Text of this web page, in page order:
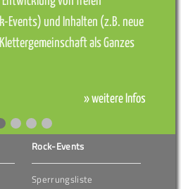
Events) und Inhalten (z.B. neue
als Ganzes
» weitere Infos
Rock-Events
Sperrungsliste